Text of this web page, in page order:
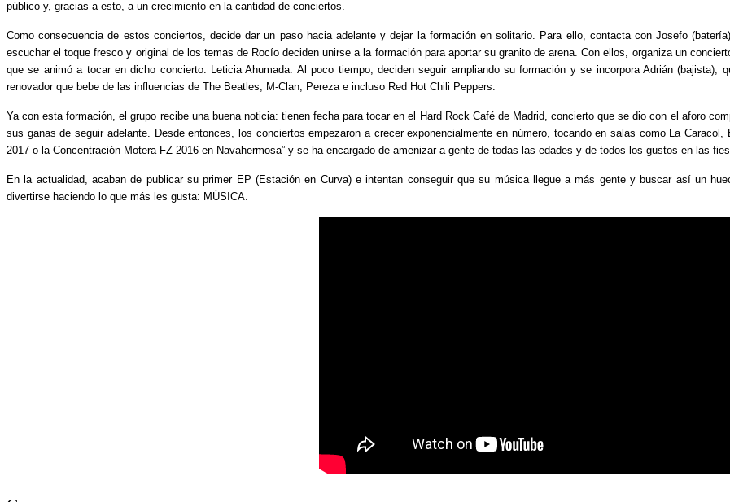
público y, gracias a esto, a un crecimiento en la cantidad de conciertos.
Como consecuencia de estos conciertos, decide dar un paso hacia adelante y dejar la formación en solitario. Para ello, contacta con Josefo
escuchar el toque fresco y original de los temas de Rocío deciden unirse a la formación para aportar su granito de arena. Con ellos, organiza un
que se animó a tocar en dicho concierto: Leticia Ahumada. Al poco tiempo, deciden seguir ampliando su formación y se incorpora Adrián
renovador que bebe de las influencias de The Beatles, M-Clan, Pereza e incluso Red Hot Chili Peppers.
Ya con esta formación, el grupo recibe una buena noticia: tienen fecha para tocar en el Hard Rock Café de Madrid, concierto que se dio con el aforo
sus ganas de seguir adelante. Desde entonces, los conciertos empezaron a crecer exponencialmente en número, tocando en salas como La
2017 o la Concentración Motera FZ 2016 en Navahermosa” y se ha encargado de amenizar a gente de todas las edades y de todos los gustos en las
En la actualidad, acaban de publicar su primer EP (Estación en Curva) e intentan conseguir que su música llegue a más gente y buscar así un
divertirse haciendo lo que más les gusta: MÚSICA.